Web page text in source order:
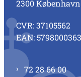
2300 København
CVR: 37105562
EAN:
72 28 66 00